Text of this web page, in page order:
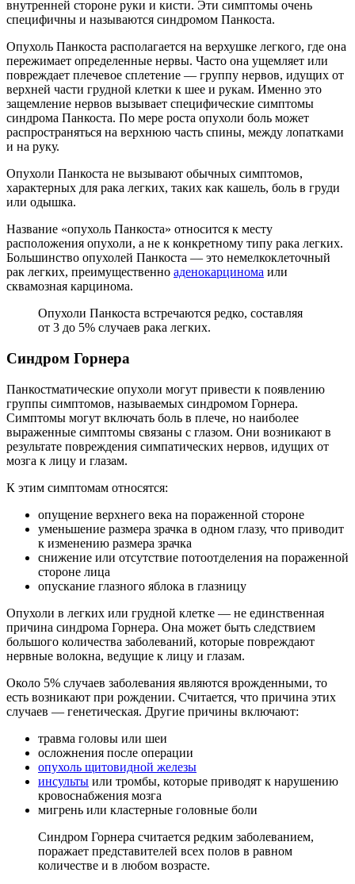
внутренней стороне руки и кисти. Эти симптомы очень
специфичны и называются синдромом Панкоста.
Опухоль Панкоста располагается на верхушке легкого, где она
пережимает определенные нервы. Часто она ущемляет или
повреждает плечевое сплетение — группу нервов, идущих от
верхней части грудной клетки к шее и рукам. Именно это
защемление нервов вызывает специфические симптомы
синдрома Панкоста. По мере роста опухоли боль может
распространяться на верхнюю часть спины, между лопатками
и на руку.
Опухоли Панкоста не вызывают обычных симптомов,
характерных для рака легких, таких как кашель, боль в груди
или одышка.
Название «опухоль Панкоста» относится к месту
расположения опухоли, а не к конкретному типу рака легких.
Большинство опухолей Панкоста — это немелкоклеточный
рак легких, преимущественно аденокарцинома или
сквамозная карцинома.
Опухоли Панкоста встречаются редко, составляя
от 3 до 5% случаев рака легких.
Синдром Горнера
Панкостматические опухоли могут привести к появлению
группы симптомов, называемых синдромом Горнера.
Симптомы могут включать боль в плече, но наиболее
выраженные симптомы связаны с глазом. Они возникают в
результате повреждения симпатических нервов, идущих от
мозга к лицу и глазам.
К этим симптомам относятся:
опущение верхнего века на пораженной стороне
уменьшение размера зрачка в одном глазу, что приводит
к изменению размера зрачка
снижение или отсутствие потоотделения на пораженной
стороне лица
опускание глазного яблока в глазницу
Опухоли в легких или грудной клетке — не единственная
причина синдрома Горнера. Она может быть следствием
большого количества заболеваний, которые повреждают
нервные волокна, ведущие к лицу и глазам.
Около 5% случаев заболевания являются врожденными, то
есть возникают при рождении. Считается, что причина этих
случаев — генетическая. Другие причины включают:
травма головы или шеи
осложнения после операции
опухоль щитовидной железы
инсульты или тромбы, которые приводят к нарушению
кровоснабжения мозга
мигрень или кластерные головные боли
Синдром Горнера считается редким заболеванием,
поражает представителей всех полов в равном
количестве и в любом возрасте.